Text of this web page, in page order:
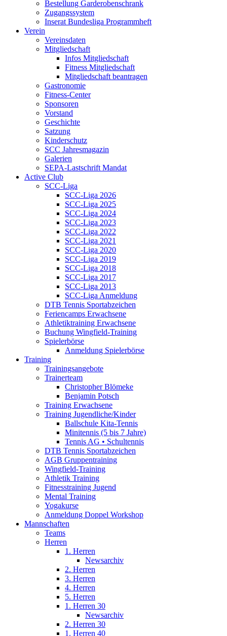
Bestellung Garderobenschrank
Zugangssystem
Inserat Bundesliga Programmheft
Verein
Vereinsdaten
Mitgliedschaft
Infos Mitgliedschaft
Fitness Mitgliedschaft
Mitgliedschaft beantragen
Gastronomie
Fitness-Center
Sponsoren
Vorstand
Geschichte
Satzung
Kinderschutz
SCC Jahresmagazin
Galerien
SEPA-Lastschrift Mandat
Active Club
SCC-Liga
SCC-Liga 2026
SCC-Liga 2025
SCC-Liga 2024
SCC-Liga 2023
SCC-Liga 2022
SCC-Liga 2021
SCC-Liga 2020
SCC-Liga 2019
SCC-Liga 2018
SCC-Liga 2017
SCC-Liga 2013
SCC-Liga Anmeldung
DTB Tennis Sportabzeichen
Feriencamps Erwachsene
Athletiktraining Erwachsene
Buchung Wingfield-Training
Spielerbörse
Anmeldung Spielerbörse
Training
Trainingsangebote
Trainerteam
Christopher Blömeke
Benjamin Potsch
Training Erwachsene
Training Jugendliche/Kinder
Ballschule Kita-Tennis
Minitennis (5 bis 7 Jahre)
Tennis AG • Schultennis
DTB Tennis Sportabzeichen
AGB Gruppentraining
Wingfield-Training
Athletik Training
Fitnesstraining Jugend
Mental Training
Yogakurse
Anmeldung Doppel Workshop
Mannschaften
Teams
Herren
1. Herren
Newsarchiv
2. Herren
3. Herren
4. Herren
5. Herren
1. Herren 30
Newsarchiv
2. Herren 30
1. Herren 40